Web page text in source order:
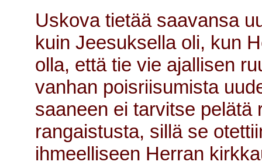
Uskova tietää saavansa
kuin Jeesuksella oli, kun
olla, että tie vie ajallisen
vanhan poisriisumista
saaneen ei tarvitse pelätä
rangaistusta, sillä se
ihmeelliseen Herran